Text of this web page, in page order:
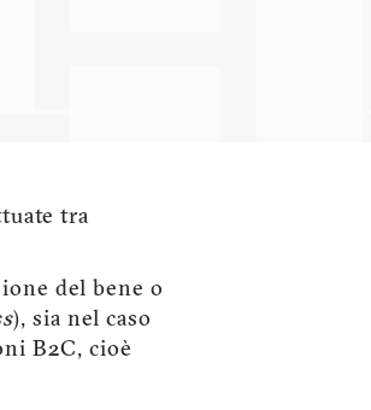
tra
del bene o
), sia nel caso
B2C, cioè